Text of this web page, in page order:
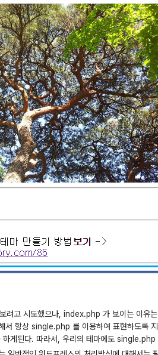
려고 시도했으나, index.php 가 보이는 이유
서 항상 single.php 를 이용하여 표현하도
하게된다. 따라서, 우리의 테마에도 single.php